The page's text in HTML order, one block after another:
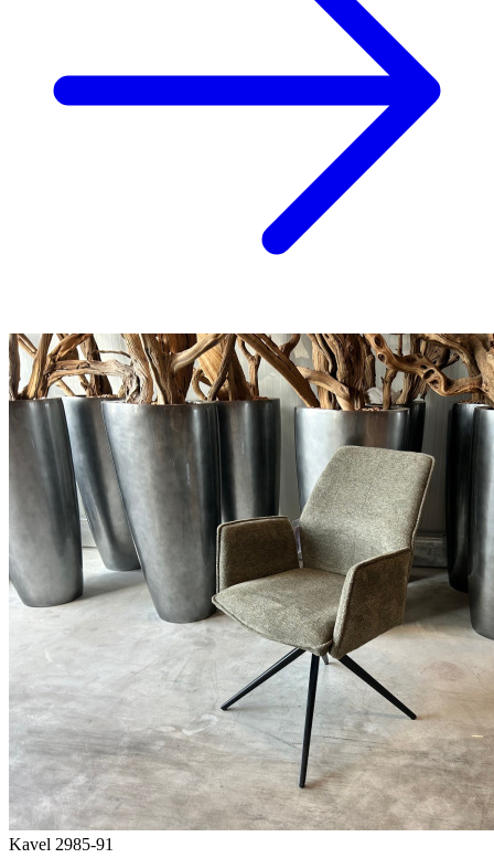
Kavel 2985-91